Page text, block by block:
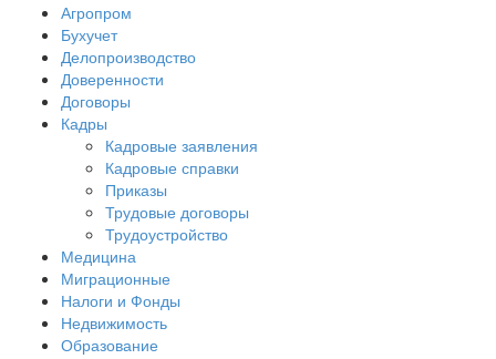
Агропром
Бухучет
Делопроизводство
Доверенности
Договоры
Кадры
Кадровые заявления
Кадровые справки
Приказы
Трудовые договоры
Трудоустройство
Медицина
Миграционные
Налоги и Фонды
Недвижимость
Образование